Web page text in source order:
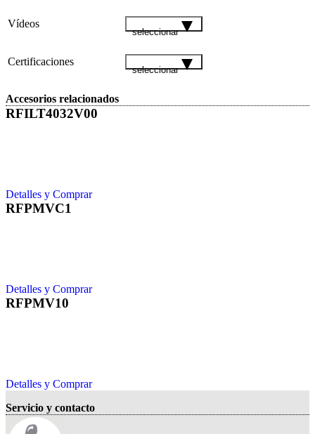
Vídeos
seleccionar
Certificaciones
seleccionar
Accesorios relacionados
RFILT4032V00
Detalles y Comprar
RFPMVC1
Detalles y Comprar
RFPMV10
Detalles y Comprar
Servicio y contacto